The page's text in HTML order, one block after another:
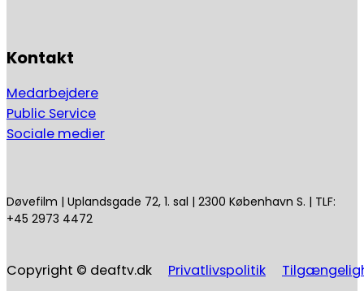
Kontakt
Medarbejdere
Public Service
Sociale medier
Døvefilm | Uplandsgade 72, 1. sal | 2300 København S. | TLF:
+45 2973 4472
Copyright © deaftv.dk Privatlivspolitik